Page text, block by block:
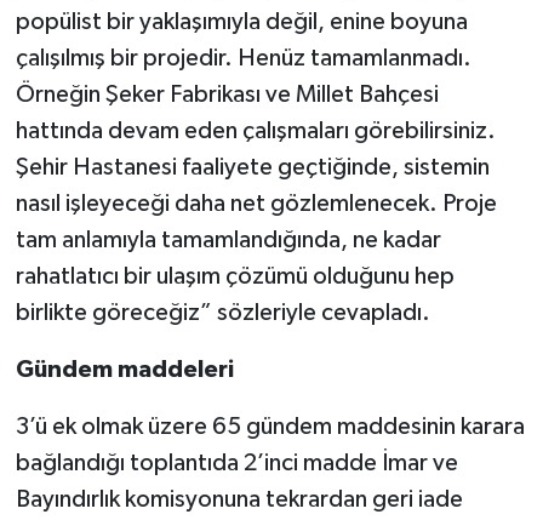
popülist bir yaklaşımıyla değil, enine boyuna
çalışılmış bir projedir. Henüz tamamlanmadı.
Örneğin Şeker Fabrikası ve Millet Bahçesi
hattında devam eden çalışmaları görebilirsiniz.
Şehir Hastanesi faaliyete geçtiğinde, sistemin
nasıl işleyeceği daha net gözlemlenecek. Proje
tam anlamıyla tamamlandığında, ne kadar
rahatlatıcı bir ulaşım çözümü olduğunu hep
birlikte göreceğiz” sözleriyle cevapladı.
Gündem maddeleri
3’ü ek olmak üzere 65 gündem maddesinin karara
bağlandığı toplantıda 2’inci madde İmar ve
Bayındırlık komisyonuna tekrardan geri iade